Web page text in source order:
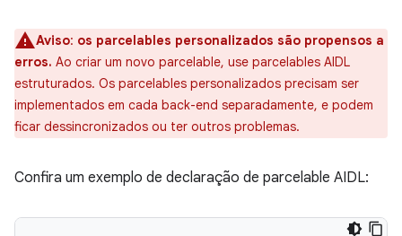
Aviso: os parcelables personalizados são propensos a
erros. Ao criar um novo parcelable, use parcelables AIDL
estruturados. Os parcelables personalizados precisam ser
implementados em cada back-end separadamente, e podem
ficar dessincronizados ou ter outros problemas.
Confira um exemplo de declaração de parcelable AIDL: